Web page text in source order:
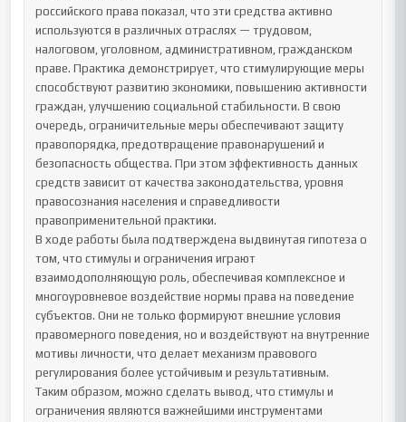
российского права показал, что эти средства активно
используются в различных отраслях — трудовом,
налоговом, уголовном, административном, гражданском
праве. Практика демонстрирует, что стимулирующие меры
способствуют развитию экономики, повышению активности
граждан, улучшению социальной стабильности. В свою
очередь, ограничительные меры обеспечивают защиту
правопорядка, предотвращение правонарушений и
безопасность общества. При этом эффективность данных
средств зависит от качества законодательства, уровня
правосознания населения и справедливости
правоприменительной практики.
В ходе работы была подтверждена выдвинутая гипотеза о
том, что стимулы и ограничения играют
взаимодополняющую роль, обеспечивая комплексное и
многоуровневое воздействие нормы права на поведение
субъектов. Они не только формируют внешние условия
правомерного поведения, но и воздействуют на внутренние
мотивы личности, что делает механизм правового
регулирования более устойчивым и результативным.
Таким образом, можно сделать вывод, что стимулы и
ограничения являются важнейшими инструментами